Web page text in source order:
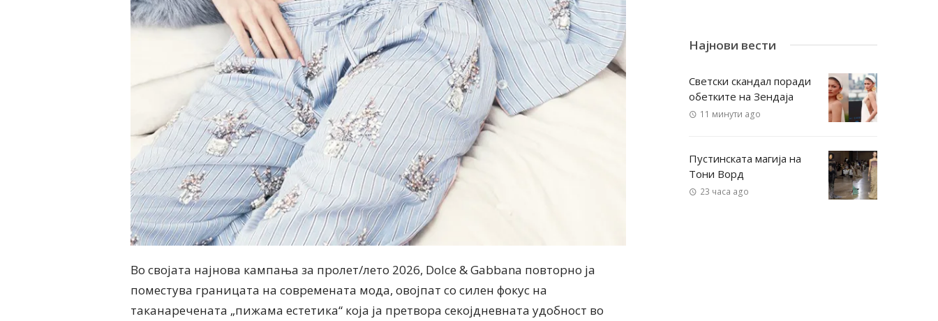
Во својата најнова кампања за пролет/лето 2026, Dolce & Gabbana повторно ја
поместува границата на современата мода, овојпат со силен фокус на
таканаречената „пижама естетика“ која ја претвора секојдневната удобност во
Најнови вести
Светски скандал поради
обетките на Зендаја
11 минути ago
Пустинската магија на
Тони Ворд
23 часа ago